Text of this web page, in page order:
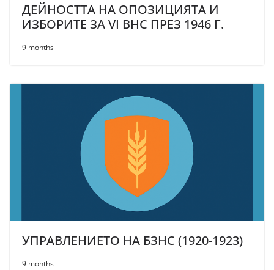
ДЕЙНОСТТА НА ОПОЗИЦИЯТА И
ИЗБОРИТЕ ЗА VI ВНС ПРЕЗ 1946 Г.
9 months
УПРАВЛЕНИЕТО НА БЗНС (1920-1923)
9 months